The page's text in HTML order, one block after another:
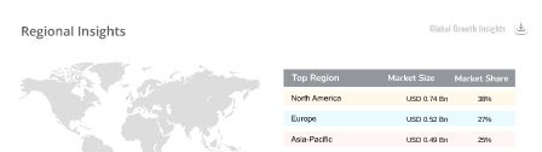
25%
USD 0.49 Bn
27%
USD 0.52 Bn
38%
USD 0.74 Bn